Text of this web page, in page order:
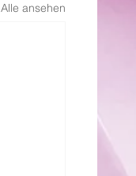
Alle ansehen